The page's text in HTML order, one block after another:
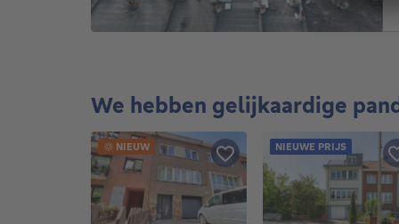
We hebben gelijkaardige
NIEUW NIEUWE PRIJS